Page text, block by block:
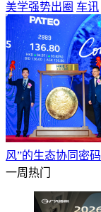
美学强势出圈 车讯
风”的生态协同密码
一周热门